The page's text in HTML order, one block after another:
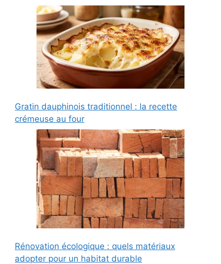
Gratin dauphinois traditionnel : la recette
crémeuse au four
Rénovation écologique : quels matériaux
adopter pour un habitat durable